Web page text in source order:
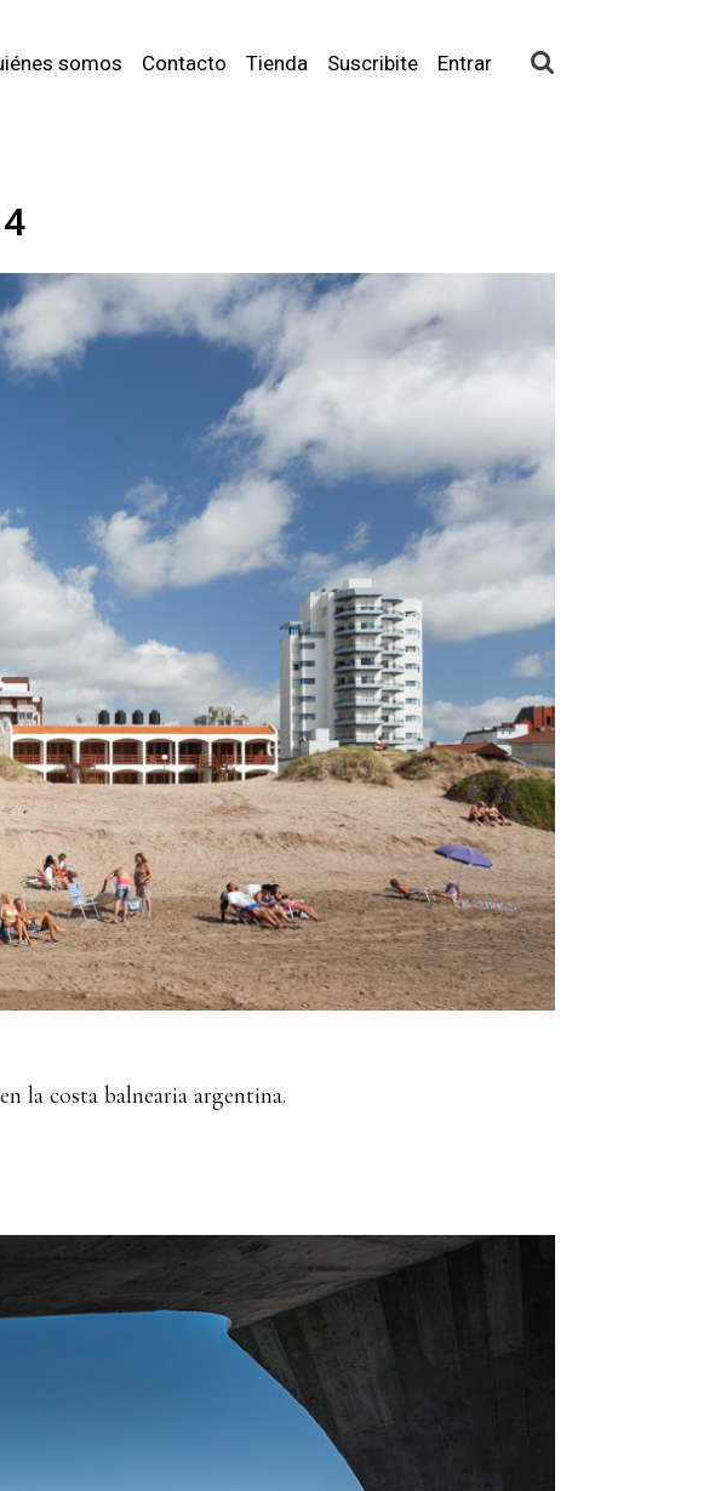
somos Contacto Tienda Suscribite Entrar
la costa balnearia argentina.